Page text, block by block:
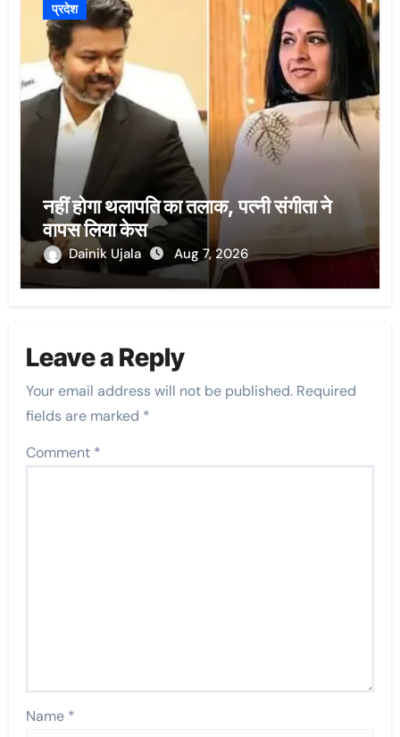
प्रदेश
नहीं होगा थलापति का तलाक, पत्नी संगीता ने
वापस लिया केस
Dainik Ujala Aug 7, 2026
Leave a Reply
Your email address will not be published. Required
fields are marked *
Comment *
Name *